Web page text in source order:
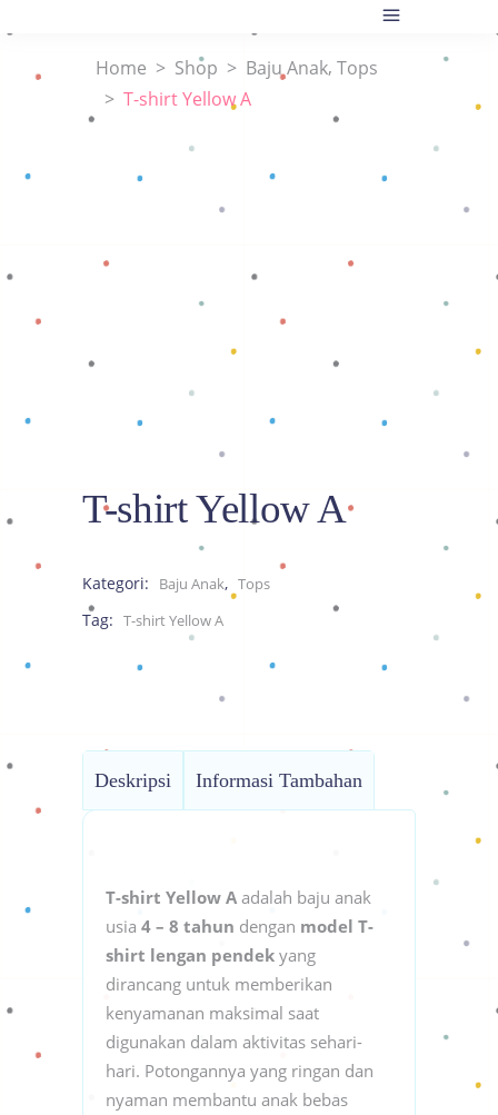
Home > Shop > Baju Anak, Tops
> T-shirt Yellow A
T-shirt Yellow A
Kategori: Baju Anak, Tops
Tag: T-shirt Yellow A
Deskripsi Informasi Tambahan
T-shirt Yellow A adalah baju anak
usia 4 – 8 tahun dengan model T-
shirt lengan pendek yang
dirancang untuk memberikan
kenyamanan maksimal saat
digunakan dalam aktivitas sehari-
hari. Potongannya yang ringan dan
nyaman membantu anak bebas